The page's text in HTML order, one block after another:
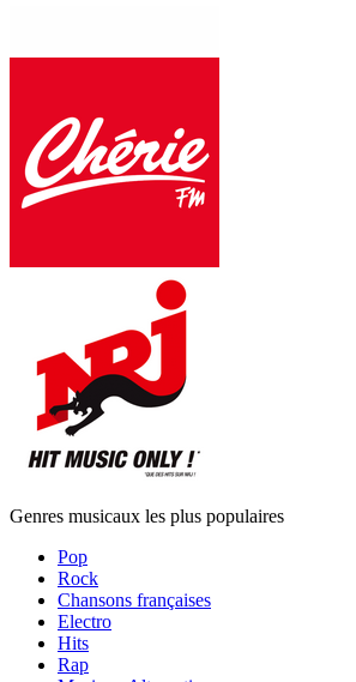
Genres musicaux les plus populaires
Pop
Rock
Chansons françaises
Electro
Hits
Rap